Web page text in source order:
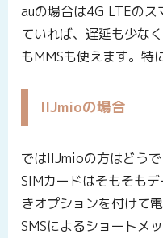
auの場合は4G LTEのス
ていれば、遅延も少な
もMMSも使えます。特
IIJmioの場合
ではIIJmioの方はどう
SIMカードはそもそも
きオプションを付けて
SMSによるショートメ